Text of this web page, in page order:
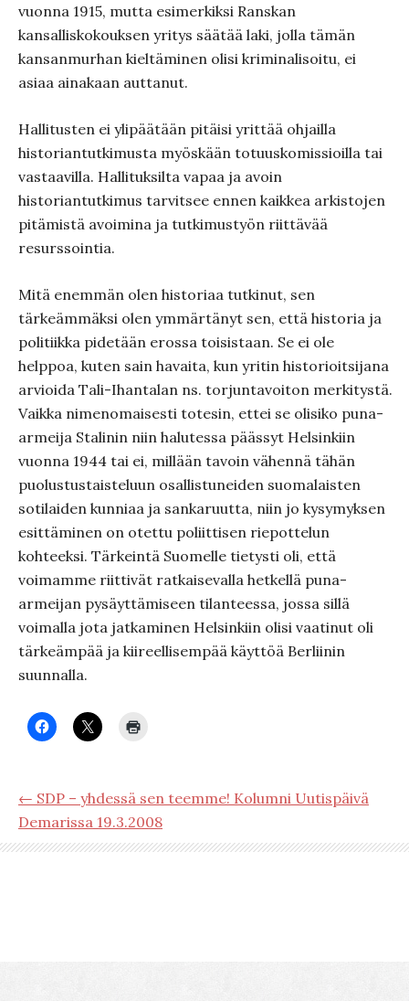
vuonna 1915, mutta esimerkiksi Ranskan
kansalliskokouksen yritys säätää laki, jolla tämän
kansanmurhan kieltäminen olisi kriminalisoitu, ei
asiaa ainakaan auttanut.
Hallitusten ei ylipäätään pitäisi yrittää ohjailla
historiantutkimusta myöskään totuuskomissioilla tai
vastaavilla. Hallituksilta vapaa ja avoin
historiantutkimus tarvitsee ennen kaikkea arkistojen
pitämistä avoimina ja tutkimustyön riittävää
resurssointia.
Mitä enemmän olen historiaa tutkinut, sen
tärkeämmäksi olen ymmärtänyt sen, että historia ja
politiikka pidetään erossa toisistaan. Se ei ole
helppoa, kuten sain havaita, kun yritin historioitsijana
arvioida Tali-Ihantalan ns. torjuntavoiton merkitystä.
Vaikka nimenomaisesti totesin, ettei se olisiko puna-
armeija Stalinin niin halutessa päässyt Helsinkiin
vuonna 1944 tai ei, millään tavoin vähennä tähän
puolustustaisteluun osallistuneiden suomalaisten
sotilaiden kunniaa ja sankaruutta, niin jo kysymyksen
esittäminen on otettu poliittisen riepottelun
kohteeksi. Tärkeintä Suomelle tietysti oli, että
voimamme riittivät ratkaisevalla hetkellä puna-
armeijan pysäyttämiseen tilanteessa, jossa sillä
voimalla jota jatkaminen Helsinkiin olisi vaatinut oli
tärkeämpää ja kiireellisempää käyttöä Berliinin
suunnalla.
← SDP – yhdessä sen teemme! Kolumni Uutispäivä
Demarissa 19.3.2008